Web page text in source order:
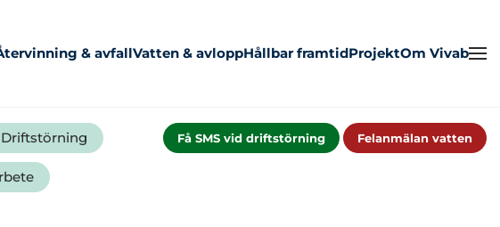
& avfallVatten & avloppHållbar framtidProjektOm Vivab
Driftstörning Få SMS vid driftstörning Felanmälan vatten